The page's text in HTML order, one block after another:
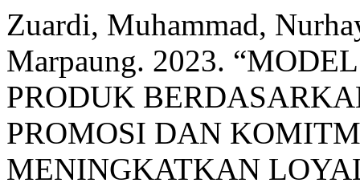
Zuardi, Muhammad,
Marpaung. 2023.
PRODUK
PROMOSI DAN
MENINGKATKAN